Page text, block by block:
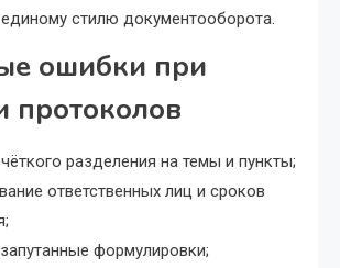
стилю документооборота.
ошибки при
протоколов
чёткого разделения на темы и пункты;
ответственных лиц и сроков
формулировки;